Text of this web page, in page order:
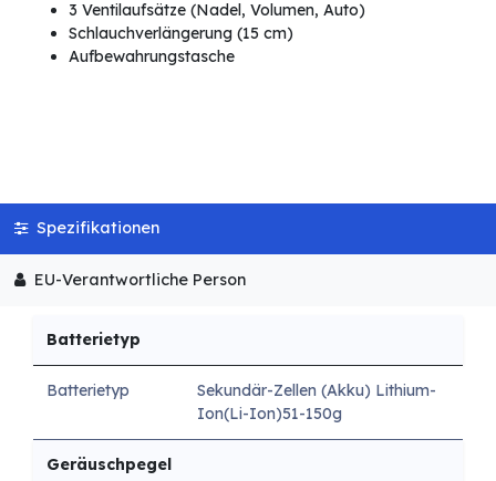
3 Ventilaufsätze (Nadel, Volumen, Auto)
Schlauchverlängerung (15 cm)
Aufbewahrungstasche
Spezifikationen
EU-Verantwortliche Person
Batterietyp
Batterietyp
Sekundär-Zellen (Akku) Lithium-
Ion(Li-Ion)51-150g
Geräuschpegel